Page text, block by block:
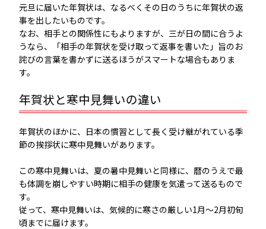
元旦に届いた年賀状は、なるべくその日のうちに年賀状の返
事を出したいものです。
なお、相手との関係性にもよりますが、三が日の間に合うよ
うなら、「相手の年賀状を受け取って返事を書いた」旨のお
詫びの言葉を書かずに送るほうがスマートな場合もありま
す。
年賀状と寒中見舞いの違い
年賀状のほかに、日本の慣習として長く受け継がれている季
節の挨拶状に寒中見舞いがあります。
この寒中見舞いは、夏の暑中見舞いと同様に、暦のうえで最
も体調を崩しやすい時期に相手の健康を気遣って送るもので
す。
従って、寒中見舞いは、気候的に寒さの厳しい1月〜2月初旬
頃までに届けます。